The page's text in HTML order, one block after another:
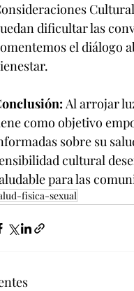
dificultar las
el diálogo
Al arrojar
como objetivo
sobre su
cultural
para las
fisica-sexual